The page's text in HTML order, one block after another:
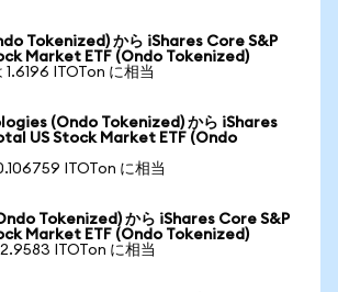
Tokenized) から iShares Core S&P
Market ETF (Ondo Tokenized)
1.6196 ITOTon に相当
(Ondo Tokenized) から iShares
US Stock Market ETF (Ondo
ITOTon に相当
Tokenized) から iShares Core S&P
Market ETF (Ondo Tokenized)
ITOTon に相当